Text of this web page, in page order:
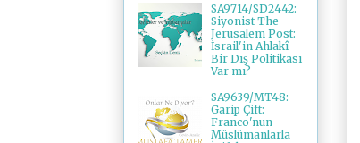
SA9714/SD2442:
Siyonist The
Jerusalem Post:
İsrail'in Ahlakî
Bir Dış Politikası
Var mı?
SA9639/MT48:
Garip Çift:
Franco'nun
Müslümanlarla